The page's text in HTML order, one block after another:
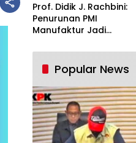
Prof. Didik J. Rachbini:
Penurunan PMI
Manufaktur Jadi
Industri Nasional
Popular News